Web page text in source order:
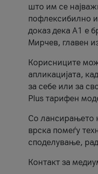
што им се
пофлексибилно и
доказ дека А1 е
Мирчев, главен
Корисниците
апликацијата,
за себе или за
Plus тарифен
Со лансирањето
врска помеѓу
споделување,
Контакт за